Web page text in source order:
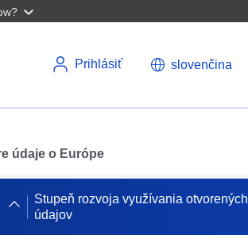
Prihlásiť slovenčina
údaje o Európe
Stupeň rozvoja využívania otvorených
údajov